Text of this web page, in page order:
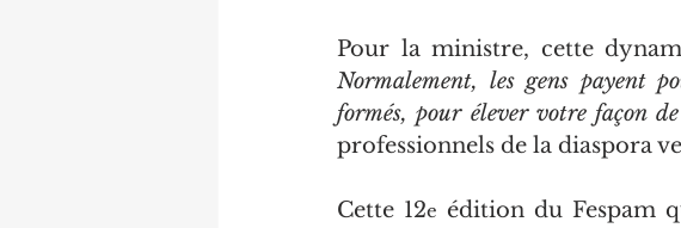
Normalement, les gens payent
formés, pour élever votre façon
professionnels de la diaspora
Cette 12e édition du Fespam